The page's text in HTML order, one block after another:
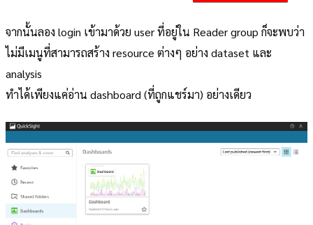
จากนั้นลอง login เข้ามาด้วย user ที่อยู่ใน Reader group ก็จะพบว่า
ไม่มีเมนูที่สามารถสร้าง resource ต่างๆ อย่าง dataset และ
analysis
ทำได้เพียงแค่อ่าน dashboard (ที่ถูกแชร์มา) อย่างเดียว